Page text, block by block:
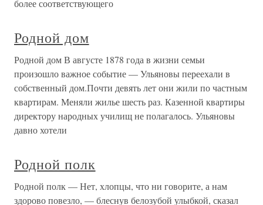
более соответствующего
Родной дом
Родной дом В августе 1878 года в жизни семьи
произошло важное событие — Ульяновы переехали в
собственный дом.Почти девять лет они жили по частным
квартирам. Меняли жилье шесть раз. Казенной квартиры
директору народных училищ не полагалось. Ульяновы
давно хотели
Родной полк
Родной полк — Нет, хлопцы, что ни говорите, а нам
здорово повезло, — блеснув белозубой улыбкой, сказал